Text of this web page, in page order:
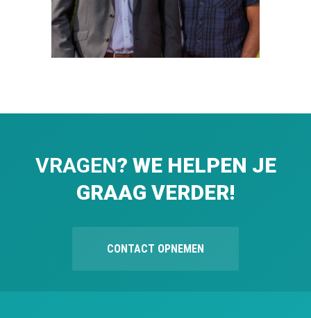
VRAGEN? WE HELPEN JE
GRAAG VERDER!
CONTACT OPNEMEN